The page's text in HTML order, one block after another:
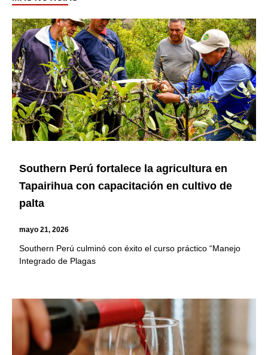
Southern Perú fortalece la agricultura en
Tapairihua con capacitación en cultivo de
palta
mayo 21, 2026
Southern Perú culminó con éxito el curso práctico “Manejo
Integrado de Plagas
Page PagePagePagePagePage Page